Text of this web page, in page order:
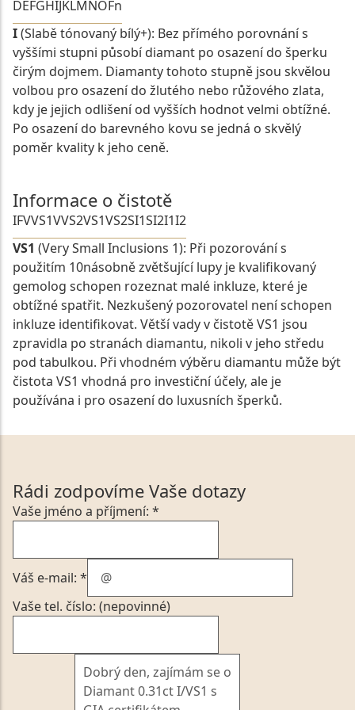
DEFGHIJKLMNOFn
I(Slabě tónovaný bílý+): Bez přímého porovnání s
vyššími stupni působí diamant po osazení do šperku
čirým dojmem. Diamanty tohoto stupně jsou skvělou
volbou pro osazení do žlutého nebo růžového zlata,
kdy je jejich odlišení od vyšších hodnot velmi obtížné.
Po osazení do barevného kovu se jedná o skvělý
poměr kvality k jeho ceně.
Informace o čistotě
IFVVS1VVS2VS1VS2SI1SI2I1I2
VS1 (Very Small Inclusions 1): Při pozorování s
použitím 10násobně zvětšující lupy je kvalifikovaný
gemolog schopen rozeznat malé inkluze, které je
obtížné spatřit. Nezkušený pozorovatel není schopen
inkluze identifikovat. Větší vady v čistotě VS1 jsou
zpravidla po stranách diamantu, nikoli v jeho středu
pod tabulkou. Při vhodném výběru diamantu může být
čistota VS1 vhodná pro investiční účely, ale je
používána i pro osazení do luxusních šperků.
Rádi zodpovíme Vaše dotazy
Vaše jméno a příjmení: *
Váš e-mail: *
Vaše tel. číslo: (nepovinné)